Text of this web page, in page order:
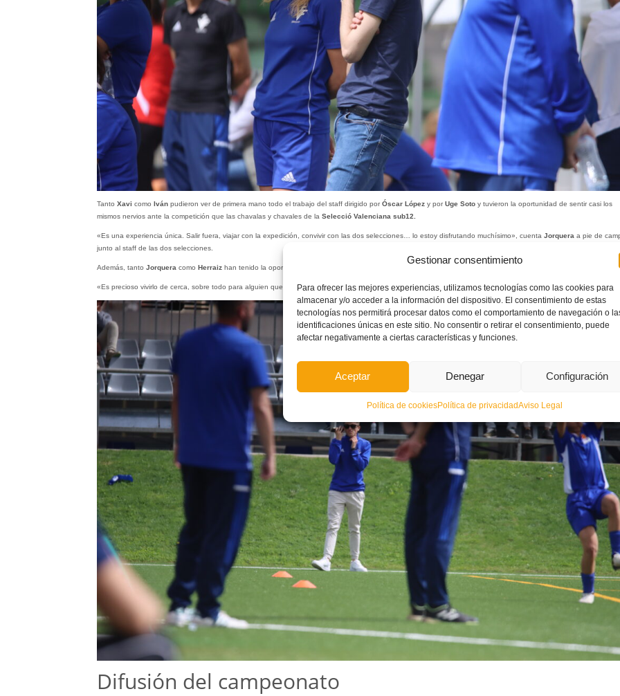
Gestionar consentimiento
Para ofrecer las mejores experiencias, utilizamos tecnologías como las cookies para
almacenar y/o acceder a la información del dispositivo. El consentimiento de estas
tecnologías nos permitirá procesar datos como el comportamiento de navegación o
identificaciones únicas en este sitio. No consentir o retirar el consentimiento, puede
afectar negativamente a ciertas características y funciones.
Aceptar Denegar Configuración
Política de cookiesPolítica de privacidadAviso Legal
Tanto Xavi como Ivánpudieron ver de primera mano todo el trabajo del staff dirigido porÓscar López y porUge Soto y tuvieron la oportunidad de sentir casi los
mismos nervios ante la competición que las chavalas y chavales de la Selecció Valenciana sub12.
«Es una experiencia única. Salir fuera, viajar con la expedición, convivir con las dos selecciones… lo estoy disfrutando muchísimo», cuenta Jorqueraa pie de
junto al staff de las dos selecciones.
Además, tanto Jorqueracomo Herraizhan tenido la oportunidad de estar dentro justo en un campeonato en el que ambas selecciones llegaron a la final.
«Es precioso vivirlo de cerca, sobre todo para alguien que lleva 10 años siguiendo el fútbol base y las categorías inferiores», explicaIván Herraiz .
Difusión del campeonato